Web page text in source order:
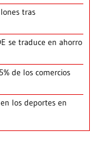
tras
se traduce en ahorro
de los comercios
los deportes en